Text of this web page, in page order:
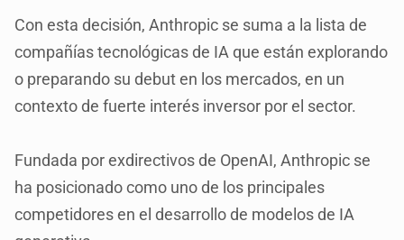
Con esta decisión, Anthropic se suma a la lista de
compañías tecnológicas de IA que están explorando
o preparando su debut en los mercados, en un
contexto de fuerte interés inversor por el sector.
Fundada por exdirectivos de OpenAI, Anthropic se
ha posicionado como uno de los principales
competidores en el desarrollo de modelos de IA